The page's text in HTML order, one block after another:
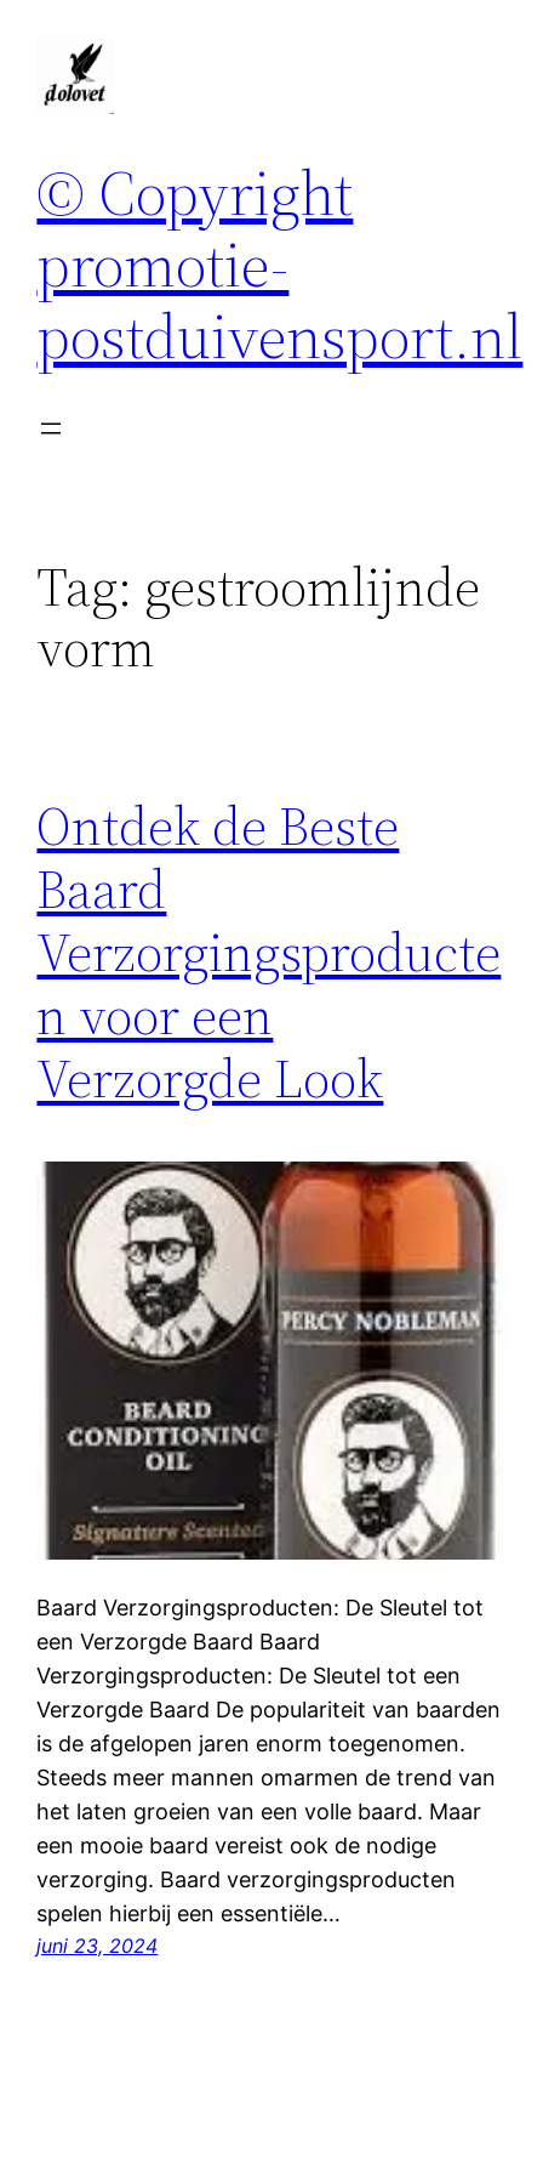
© Copyright
promotie-
postduivensport.nl
Tag: gestroomlijnde
vorm
Ontdek de Beste
Baard
Verzorgingsproducte
n voor een
Verzorgde Look
Baard Verzorgingsproducten: De Sleutel tot
een Verzorgde Baard Baard
Verzorgingsproducten: De Sleutel tot een
Verzorgde Baard De populariteit van baarden
is de afgelopen jaren enorm toegenomen.
Steeds meer mannen omarmen de trend van
het laten groeien van een volle baard. Maar
een mooie baard vereist ook de nodige
verzorging. Baard verzorgingsproducten
spelen hierbij een essentiële…
juni 23, 2024